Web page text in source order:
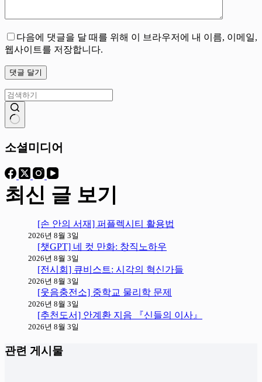
다음에 댓글을 달 때를 위해 이 브라우저에 내 이름, 이메일,
웹사이트를 저장합니다.
댓글 달기
과
음
소셜미디어
최신 글 보기
[손 안의 서재] 퍼플렉시티 활용법
2026년 8월 3일
[챗GPT] 네 컷 만화: 창직노하우
2026년 8월 3일
[전시회] 큐비스트: 시각의 혁신가들
2026년 8월 3일
[웃음충전소] 중학교 물리학 문제
2026년 8월 3일
[추천도서] 안계환 지음 『신들의 이사』
2026년 8월 3일
관련 게시물